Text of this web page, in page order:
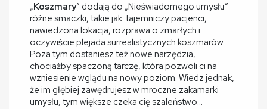
„Koszmary” dodają do „Nieświadomego umysłu”
różne smaczki, takie jak: tajemniczy pacjenci,
nawiedzona lokacja, rozprawa o zmarłych i
oczywiście plejada surrealistycznych koszmarów.
Poza tym dostaniesz też nowe narzędzia,
chociażby spaczoną tarczę, która pozwoli ci na
wzniesienie wglądu na nowy poziom. Wiedz jednak,
że im głębiej zawędrujesz w mroczne zakamarki
umysłu, tym większe czeka cię szaleństwo...